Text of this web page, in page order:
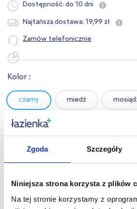
Zgoda Szczegóły
Niniejsza strona korzysta z plików
Na tej stronie korzystamy z
Dostępność: do 10 dni
Najtańsza dostawa: 19,99 zł
Zamów telefonicznie
Kolor :
czarny miedź
stal
Opis produktu
Dane techniczne